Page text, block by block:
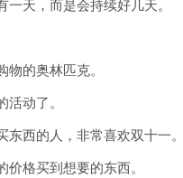
天，而是会持续好几天。
的奥林匹克。
动了。
西的人，非常喜欢双十一。
格买到想要的东西。